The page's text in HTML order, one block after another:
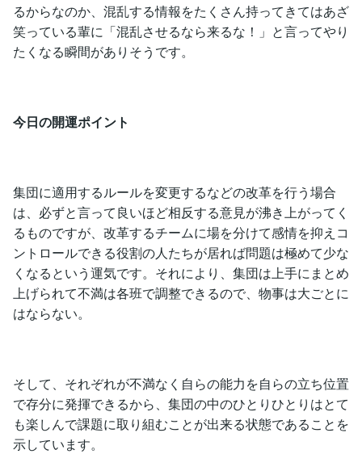
るからなのか、混乱する情報をたくさん持ってきてはあざ
笑っている輩に「混乱させるなら来るな！」と言ってやり
たくなる瞬間がありそうです。
今日の開運ポイント
集団に適用するルールを変更するなどの改革を行う場合
は、必ずと言って良いほど相反する意見が沸き上がってく
るものですが、改革するチームに場を分けて感情を抑えコ
ントロールできる役割の人たちが居れば問題は極めて少な
くなるという運気です。それにより、集団は上手にまとめ
上げられて不満は各班で調整できるので、物事は大ごとに
はならない。
そして、それぞれが不満なく自らの能力を自らの立ち位置
で存分に発揮できるから、集団の中のひとりひとりはとて
も楽しんで課題に取り組むことが出来る状態であることを
示しています。